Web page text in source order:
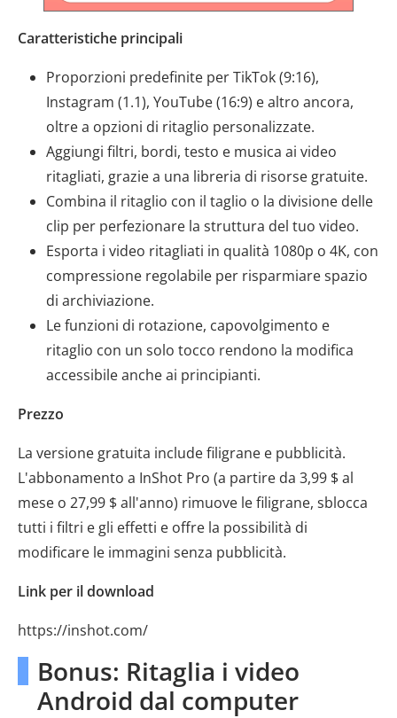
Caratteristiche principali
Proporzioni predefinite per TikTok (9:16),
Instagram (1.1), YouTube (16:9) e altro ancora,
oltre a opzioni di ritaglio personalizzate.
Aggiungi filtri, bordi, testo e musica ai video
ritagliati, grazie a una libreria di risorse gratuite.
Combina il ritaglio con il taglio o la divisione delle
clip per perfezionare la struttura del tuo video.
Esporta i video ritagliati in qualità 1080p o 4K, con
compressione regolabile per risparmiare spazio
di archiviazione.
Le funzioni di rotazione, capovolgimento e
ritaglio con un solo tocco rendono la modifica
accessibile anche ai principianti.
Prezzo
La versione gratuita include filigrane e pubblicità.
L'abbonamento a InShot Pro (a partire da 3,99 $ al
mese o 27,99 $ all'anno) rimuove le filigrane, sblocca
tutti i filtri e gli effetti e offre la possibilità di
modificare le immagini senza pubblicità.
Link per il download
https://inshot.com/
Bonus: Ritaglia i video
Android dal computer